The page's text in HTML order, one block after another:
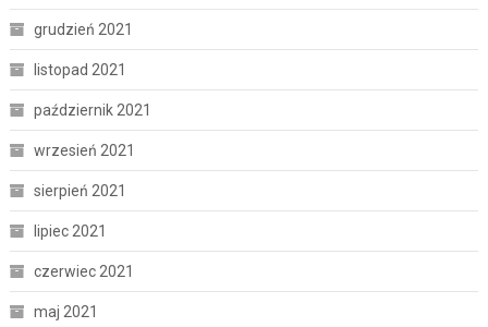
grudzień 2021
listopad 2021
październik 2021
wrzesień 2021
sierpień 2021
lipiec 2021
czerwiec 2021
maj 2021